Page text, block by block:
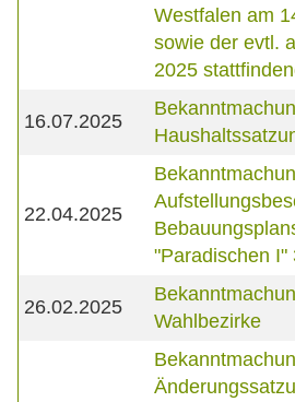
Westfalen am
sowie der evtl.
2025
16.07.2025
22.04.2025
"Paradischen I"
26.02.2025
Wahlbezirke